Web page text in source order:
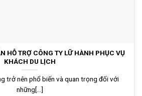
HỖ TRỢ CÔNG TY LỮ HÀNH PHỤC VỤ
KHÁCH DU LỊCH
trở nên phổ biến và quan trọng đối với
những[...]